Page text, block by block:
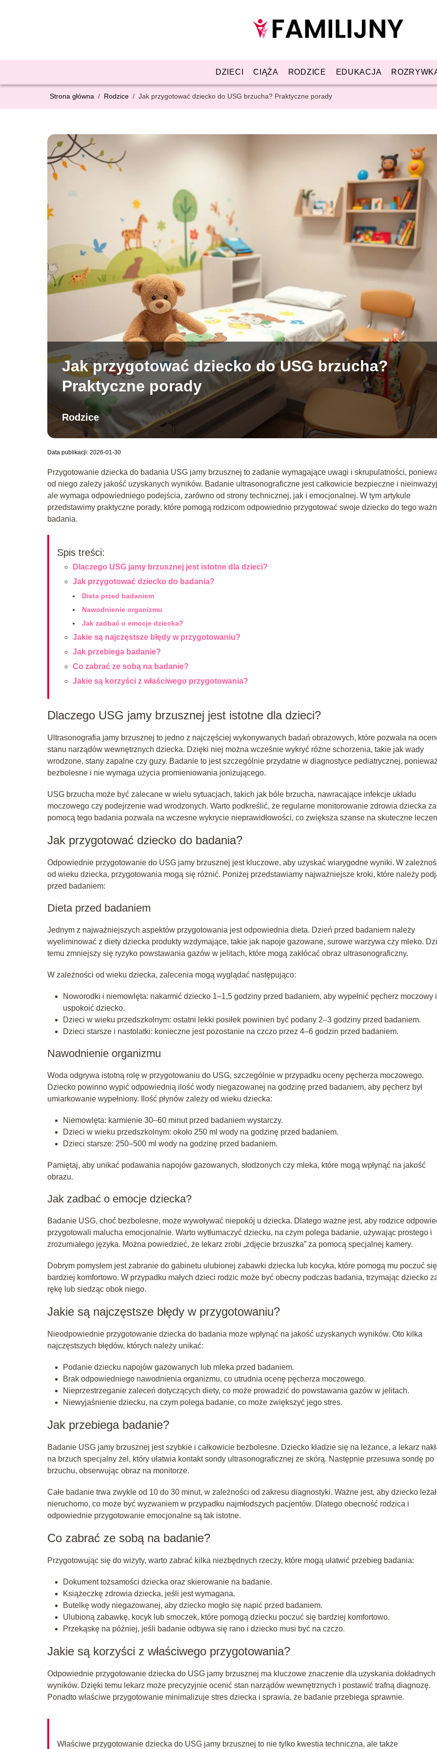
DZIECI CIĄŻA RODZICE EDUKACJA
Strona główna / Rodzice / Jak przygotować dziecko do USG brzucha? Praktyczne porady
Jak przygotować dziecko do USG brzucha?
Praktyczne porady
Rodzice
Data publikacji: 2026-01-30
Przygotowanie dziecka do badania USG jamy brzusznej to zadanie wymagające uwagi i skrupulatności,
od niego zależy jakość uzyskanych wyników. Badanie ultrasonograficzne jest całkowicie bezpieczne i
ale wymaga odpowiedniego podejścia, zarówno od strony technicznej, jak i emocjonalnej. W tym artykule
przedstawimy praktyczne porady, które pomogą rodzicom odpowiednio przygotować swoje dziecko do tego
badania.
Spis treści:
Dlaczego USG jamy brzusznej jest istotne dla dzieci?
Jak przygotować dziecko do badania?
Dieta przed badaniem
Nawodnienie organizmu
Jak zadbać o emocje dziecka?
Jakie są najczęstsze błędy w przygotowaniu?
Jak przebiega badanie?
Co zabrać ze sobą na badanie?
Jakie są korzyści z właściwego przygotowania?
Dlaczego USG jamy brzusznej jest istotne dla dzieci?
Ultrasonografia jamy brzusznej to jedno z najczęściej wykonywanych badań obrazowych, które pozwala na
stanu narządów wewnętrznych dziecka. Dzięki niej można wcześnie wykryć różne schorzenia, takie jak wady
wrodzone, stany zapalne czy guzy. Badanie to jest szczególnie przydatne w diagnostyce pediatrycznej,
bezbolesne i nie wymaga użycia promieniowania jonizującego.
USG brzucha może być zalecane w wielu sytuacjach, takich jak bóle brzucha, nawracające infekcje układu
moczowego czy podejrzenie wad wrodzonych. Warto podkreślić, że regularne monitorowanie zdrowia dziecka za
pomocą tego badania pozwala na wczesne wykrycie nieprawidłowości, co zwiększa szanse na skuteczne
Jak przygotować dziecko do badania?
Odpowiednie przygotowanie do USG jamy brzusznej jest kluczowe, aby uzyskać wiarygodne wyniki. W
od wieku dziecka, przygotowania mogą się różnić. Poniżej przedstawiamy najważniejsze kroki, które należy
przed badaniem:
Dieta przed badaniem
Jednym z najważniejszych aspektów przygotowania jest odpowiednia dieta. Dzień przed badaniem należy
wyeliminować z diety dziecka produkty wzdymające, takie jak napoje gazowane, surowe warzywa czy mleko.
temu zmniejszy się ryzyko powstawania gazów w jelitach, które mogą zakłócać obraz ultrasonograficzny.
W zależności od wieku dziecka, zalecenia mogą wyglądać następująco:
Noworodki i niemowlęta: nakarmić dziecko 1–1,5 godziny przed badaniem, aby wypełnić pęcherz moczowy i
uspokoić dziecko.
Dzieci w wieku przedszkolnym: ostatni lekki posiłek powinien być podany 2–3 godziny przed badaniem.
Dzieci starsze i nastolatki: konieczne jest pozostanie na czczo przez 4–6 godzin przed badaniem.
Nawodnienie organizmu
Woda odgrywa istotną rolę w przygotowaniu do USG, szczególnie w przypadku oceny pęcherza moczowego.
Dziecko powinno wypić odpowiednią ilość wody niegazowanej na godzinę przed badaniem, aby pęcherz był
umiarkowanie wypełniony. Ilość płynów zależy od wieku dziecka:
Niemowlęta: karmienie 30–60 minut przed badaniem wystarczy.
Dzieci w wieku przedszkolnym: około 250 ml wody na godzinę przed badaniem.
Dzieci starsze: 250–500 ml wody na godzinę przed badaniem.
Pamiętaj, aby unikać podawania napojów gazowanych, słodzonych czy mleka, które mogą wpłynąć na jakość
obrazu.
Jak zadbać o emocje dziecka?
Badanie USG, choć bezbolesne, może wywoływać niepokój u dziecka. Dlatego ważne jest, aby rodzice
przygotowali malucha emocjonalnie. Warto wytłumaczyć dziecku, na czym polega badanie, używając prostego i
zrozumiałego języka. Można powiedzieć, że lekarz zrobi „zdjęcie brzuszka” za pomocą specjalnej kamery.
Dobrym pomysłem jest zabranie do gabinetu ulubionej zabawki dziecka lub kocyka, które pomogą mu poczuć się
bardziej komfortowo. W przypadku małych dzieci rodzic może być obecny podczas badania, trzymając dziecko
rękę lub siedząc obok niego.
Jakie są najczęstsze błędy w przygotowaniu?
Nieodpowiednie przygotowanie dziecka do badania może wpłynąć na jakość uzyskanych wyników. Oto kilka
najczęstszych błędów, których należy unikać:
Podanie dziecku napojów gazowanych lub mleka przed badaniem.
Brak odpowiedniego nawodnienia organizmu, co utrudnia ocenę pęcherza moczowego.
Nieprzestrzeganie zaleceń dotyczących diety, co może prowadzić do powstawania gazów w jelitach.
Niewyjaśnienie dziecku, na czym polega badanie, co może zwiększyć jego stres.
Jak przebiega badanie?
Badanie USG jamy brzusznej jest szybkie i całkowicie bezbolesne. Dziecko kładzie się na leżance, a lekarz
na brzuch specjalny żel, który ułatwia kontakt sondy ultrasonograficznej ze skórą. Następnie przesuwa sondę po
brzuchu, obserwując obraz na monitorze.
Całe badanie trwa zwykle od 10 do 30 minut, w zależności od zakresu diagnostyki. Ważne jest, aby dziecko
nieruchomo, co może być wyzwaniem w przypadku najmłodszych pacjentów. Dlatego obecność rodzica i
odpowiednie przygotowanie emocjonalne są tak istotne.
Co zabrać ze sobą na badanie?
Przygotowując się do wizyty, warto zabrać kilka niezbędnych rzeczy, które mogą ułatwić przebieg badania:
Dokument tożsamości dziecka oraz skierowanie na badanie.
Książeczkę zdrowia dziecka, jeśli jest wymagana.
Butelkę wody niegazowanej, aby dziecko mogło się napić przed badaniem.
Ulubioną zabawkę, kocyk lub smoczek, które pomogą dziecku poczuć się bardziej komfortowo.
Przekąskę na później, jeśli badanie odbywa się rano i dziecko musi być na czczo.
Jakie są korzyści z właściwego przygotowania?
Odpowiednie przygotowanie dziecka do USG jamy brzusznej ma kluczowe znaczenie dla uzyskania dokładnych
wyników. Dzięki temu lekarz może precyzyjnie ocenić stan narządów wewnętrznych i postawić trafną diagnozę.
Ponadto właściwe przygotowanie minimalizuje stres dziecka i sprawia, że badanie przebiega sprawnie.
Właściwe przygotowanie dziecka do USG jamy brzusznej to nie tylko kwestia techniczna, ale także